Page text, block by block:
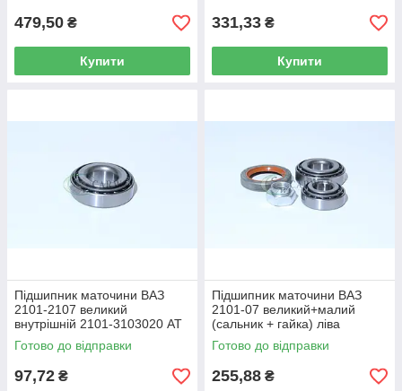
479,50 ₴
Купити
331,33 ₴
Купити
Підшипник маточини ВАЗ
2101-2107 великий
внутрішній 2101-3103020 AT
Готово до відправки
97,72 ₴
Підшипник маточини ВАЗ
2101-07 великий+малий
(сальник + гайка) ліва
сторона AT 1001-001B AT
Готово до відправки
255,88 ₴